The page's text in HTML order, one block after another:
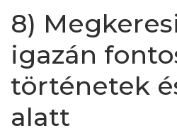
8)
igazán
történetek
alatt